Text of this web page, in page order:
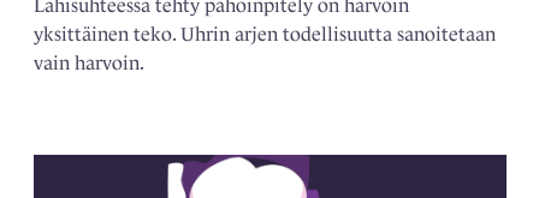
Lähisuhteessa tehty pahoinpitely on harvoin
yksittäinen teko. Uhrin arjen todellisuutta sanoitetaan
vain harvoin.